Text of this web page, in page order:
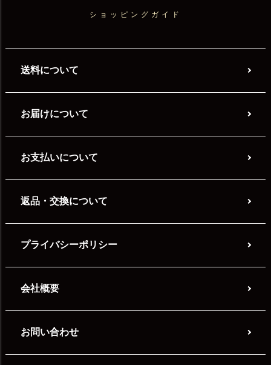
ショッピングガイド
送料について
お届けについて
お支払いについて
返品・交換について
プライバシーポリシー
会社概要
お問い合わせ